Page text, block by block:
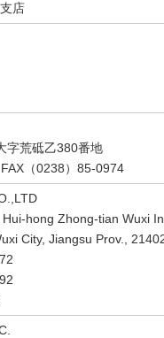
店
字荒砥乙380番地
（0238）85-0974
hong Zhong-tian Wuxi
City, Jiangsu Prov.,